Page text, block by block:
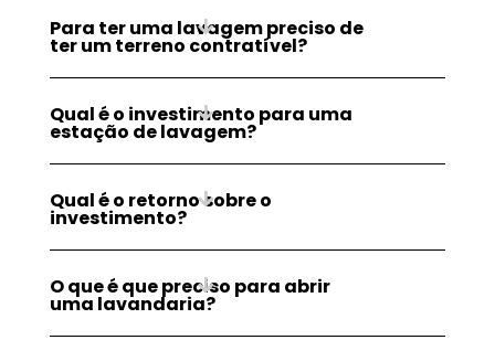
Para ter uma lavagem preciso de
ter um terreno contratível?
Qual é o investimento para uma
estação de lavagem?
Qual é o retorno sobre o
investimento?
O que é que preciso para abrir
uma lavandaria?